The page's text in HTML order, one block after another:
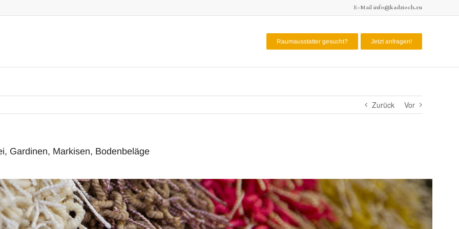
E-Mail info@kadzioch.eu
Raumausstatter gesucht? Jetzt anfragen!
Zurück Vor
Gardinen, Markisen, Bodenbeläge